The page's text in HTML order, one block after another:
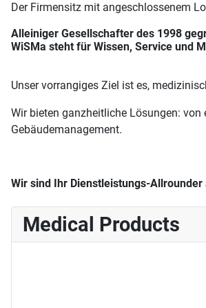
Der Firmensitz mit angeschlossenem
Alleiniger Gesellschafter des 1998
WiSMa steht für Wissen, Service und
Unser vorrangiges Ziel ist es,
Wir bieten ganzheitliche Lösungen:
Gebäudemanagement.
Wir sind Ihr Dienstleistungs-
Medical Products